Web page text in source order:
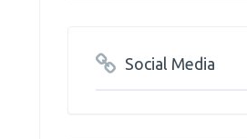
Social Media